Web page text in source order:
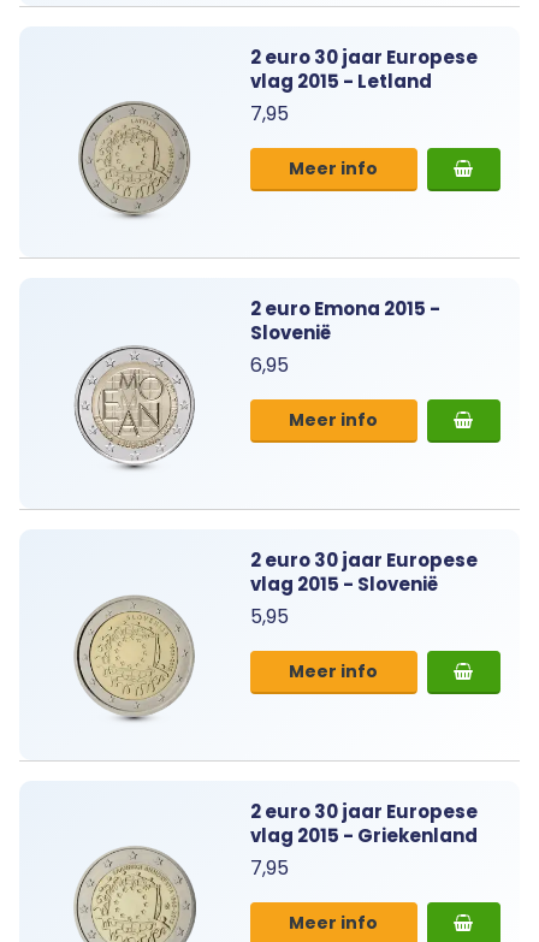
2 euro 30 jaar Europese
vlag 2015 - Letland
7,95
Meer info
2 euro Emona 2015 -
Slovenië
6,95
Meer info
2 euro 30 jaar Europese
vlag 2015 - Slovenië
5,95
Meer info
2 euro 30 jaar Europese
vlag 2015 - Griekenland
7,95
Meer info